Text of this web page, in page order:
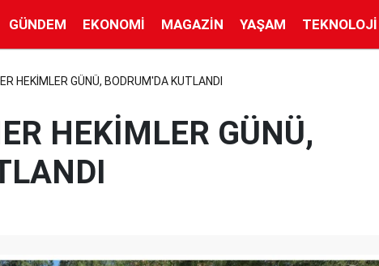
GÜNDEM EKONOMI MAGAZIN YAŞAM TEKNOLOJI
HEKİMLER GÜNÜ, BODRUM'DA KUTLANDI
HEKİMLER GÜNÜ,